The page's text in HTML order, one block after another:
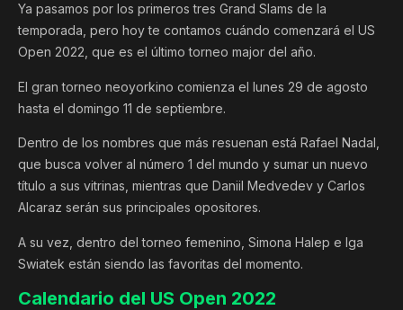
Ya pasamos por los primeros tres Grand Slams de la
temporada, pero hoy te contamos cuándo comenzará el US
Open 2022, que es el último torneo major del año.
El gran torneo neoyorkino comienza el lunes 29 de agosto
hasta el domingo 11 de septiembre.
Dentro de los nombres que más resuenan está Rafael Nadal,
que busca volver al número 1 del mundo y sumar un nuevo
título a sus vitrinas, mientras que Daniil Medvedev y Carlos
Alcaraz serán sus principales opositores.
A su vez, dentro del torneo femenino, Simona Halep e Iga
Swiatek están siendo las favoritas del momento.
Calendario del US Open 2022